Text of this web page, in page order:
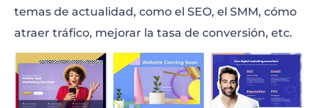
temas de actualidad, como el SEO, el SMM, cómo
atraer tráfico, mejorar la tasa de conversión, etc.